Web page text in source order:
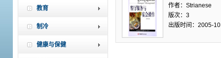
教育
制冷
健康与保健
作者：Strianese
版次：3
出版时间：2005-10